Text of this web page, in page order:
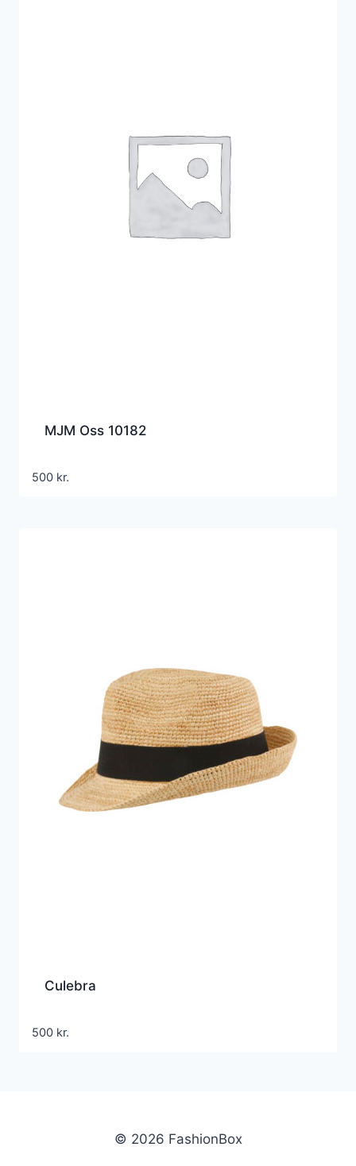
MJM Oss 10182
500 kr.
Culebra
500 kr.
© 2026 FashionBox